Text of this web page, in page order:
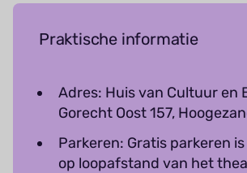
Praktische informatie
Adres: Huis van Cultuur en
Gorecht Oost 157,
Parkeren: Gratis parkeren
op loopafstand van het